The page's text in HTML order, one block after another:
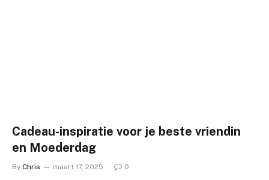
Cadeau-inspiratie voor je beste vriendin
en Moederdag
By Chris maart 17, 2025 0